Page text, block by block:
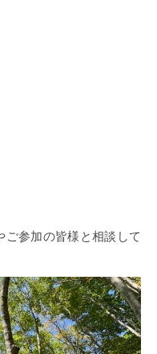
参加の皆様と相談して